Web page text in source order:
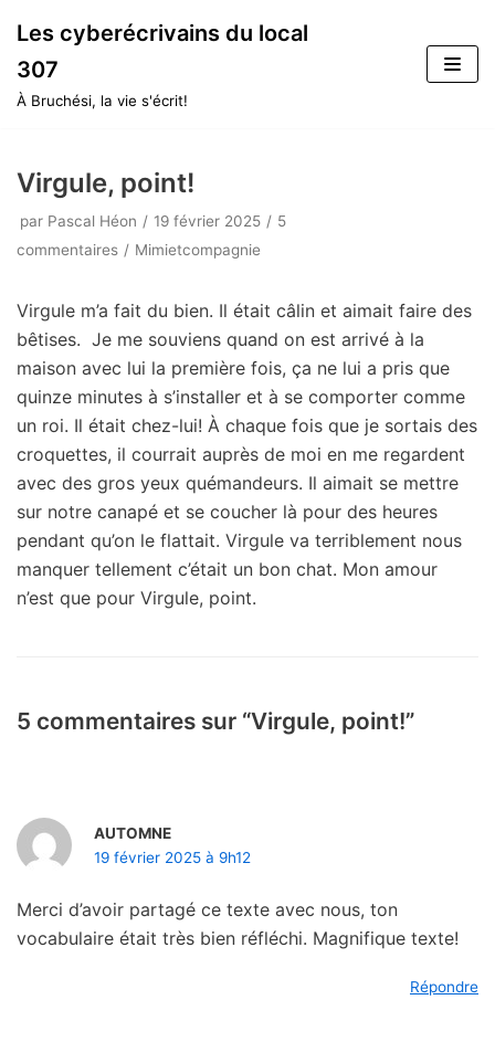
Aller
contenu
Les cyberécrivains du local
307
À Bruchési, la vie s'écrit!
Virgule, point!
par Pascal Héon 19 février 2025
5
commentaires
Mimietcompagnie
Virgule m’a fait du bien. Il était câlin et aimait faire des
bêtises. Je me souviens quand on est arrivé à la
maison avec lui la première fois, ça ne lui a pris que
quinze minutes à s’installer et à se comporter comme
un roi. Il était chez-lui! À chaque fois que je sortais des
croquettes, il courrait auprès de moi en me regardent
avec des gros yeux quémandeurs. Il aimait se mettre
sur notre canapé et se coucher là pour des heures
pendant qu’on le flattait. Virgule va terriblement nous
manquer tellement c’était un bon chat. Mon amour
n’est que pour Virgule, point.
5 commentaires sur “Virgule, point!”
AUTOMNE
19 février 2025 à 9h12
Merci d’avoir partagé ce texte avec nous, ton
vocabulaire était très bien réfléchi. Magnifique texte!
Répondre